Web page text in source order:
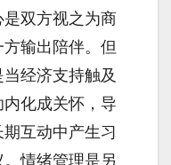
双方视之为商
输出陪伴。但
经济支持触及
化成关怀，导
互动中产生习
情绪管理是另